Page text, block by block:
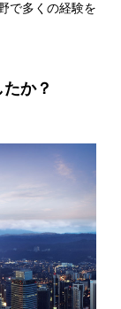
で多くの経験を
か？